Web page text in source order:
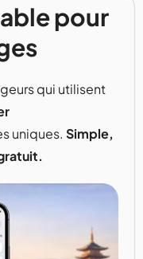
pour
qui utilisent
uniques. Simple,